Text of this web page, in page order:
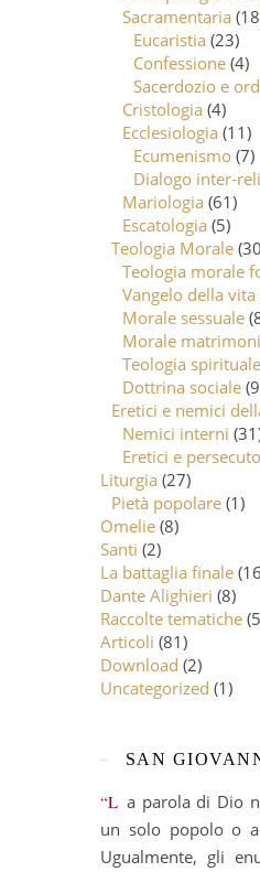
Sacramentaria
Eucaristia (23)
Confessione (4)
Sacerdozio e
Cristologia (4)
Ecclesiologia (11)
Ecumenismo (7)
Dialogo inter-
Mariologia (61)
Escatologia (5)
Teologia Morale
Teologia morale
Vangelo della vita
Morale sessuale
Morale
Teologia spirituale
Dottrina sociale
Eretici e nemici
Nemici interni
Eretici e
Liturgia (27)
Pietà popolare (1)
Omelie (8)
Santi (2)
La battaglia finale
Dante Alighieri (8)
Raccolte tematiche
Articoli (81)
Download (2)
Uncategorized (1)
SAN
“La parola di Dio non si indirizza ad
un solo popolo o
Ugualmente, gli